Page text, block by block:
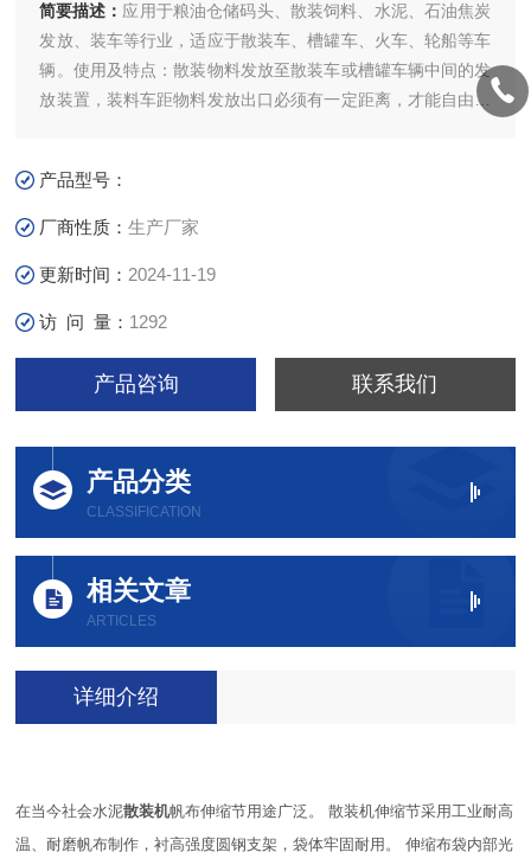
简要描述： 应用于粮油仓储码头、散装饲料、水泥、石油焦炭
发放、装车等行业，适应于散装车、槽罐车、火车、轮船等车
辆。使用及特点：散装物料发放至散装车或槽罐车辆中间的发
放装置，装料车距物料发放出口必须有一定距离，才能自由进
时在线报价
产品型号：
厂商性质：生产厂家
更新时间： 2024-11-19
访 问 量： 1292
产品咨询 联系我们
产品分类
CLASSIFICATION
相关文章
ARTICLES
详细介绍
在当今社会水泥散装机帆布伸缩节用途广泛。 散装机伸缩节采用工业耐高
温、耐磨帆布制作，衬高强度圆钢支架，袋体牢固耐用。 伸缩布袋内部光